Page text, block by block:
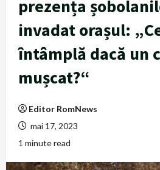
prezența
invadat orașul:
întâmplă dacă un
mușcat?“
Editor RomNews
mai 17, 2023
1 minute read